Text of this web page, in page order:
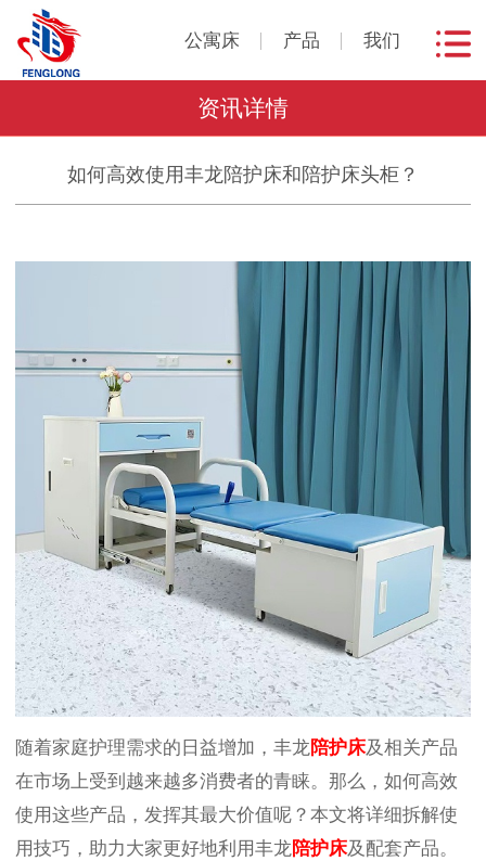
公寓床 产品 我们
资讯详情
如何高效使用丰龙陪护床和陪护床头柜？
随着家庭护理需求的日益增加，丰龙 陪护床及相关产品
在市场上受到越来越多消费者的青睐。那么，如何高效
使用这些产品，发挥其最大价值呢？本文将详细拆解使
用技巧，助力大家更好地利用丰龙 陪护床及配套产品。